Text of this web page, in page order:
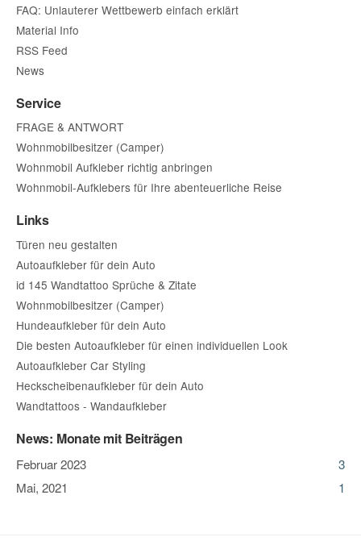
FAQ: Unlauterer Wettbewerb einfach erklärt
Material Info
RSS Feed
News
Service
FRAGE & ANTWORT
Wohnmobilbesitzer (Camper)
Wohnmobil Aufkleber richtig anbringen
Wohnmobil-Aufklebers für Ihre abenteuerliche Reise
Links
Türen neu gestalten
Autoaufkleber für dein Auto
id 145 Wandtattoo Sprüche & Zitate
Wohnmobilbesitzer (Camper)
Hundeaufkleber für dein Auto
Die besten Autoaufkleber für einen individuellen Look
Autoaufkleber Car Styling
Heckscheibenaufkleber für dein Auto
Wandtattoos - Wandaufkleber
News: Monate mit Beiträgen
Februar 2023
3
Mai, 2021
1